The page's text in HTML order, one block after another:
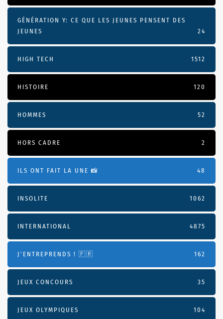
GÉNÉRATION Y: CE QUE LES JEUNES PENSENT DES
JEUNES
24
HIGH TECH 1512
HISTOIRE 120
HOMMES 52
HORS CADRE 2
ILS ONT FAIT LA UNE 📸 48
INSOLITE 1062
INTERNATIONAL 4875
J'ENTREPRENDS ! 🇫🇷 162
JEUX CONCOURS 35
JEUX OLYMPIQUES 104